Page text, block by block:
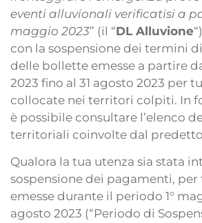
eventi alluvionali verificatisi a
maggio 2023” (il “DL Alluvione
con la sospensione dei termini
delle bollette emesse a partire
2023 fino al 31 agosto 2023 per
collocate nei territori colpiti. In
è possibile consultare l’elenco
territoriali coinvolte dal
Qualora la tua utenza sia stata
sospensione dei pagamenti,
emesse durante il periodo 1°
agosto 2023 (“Periodo di